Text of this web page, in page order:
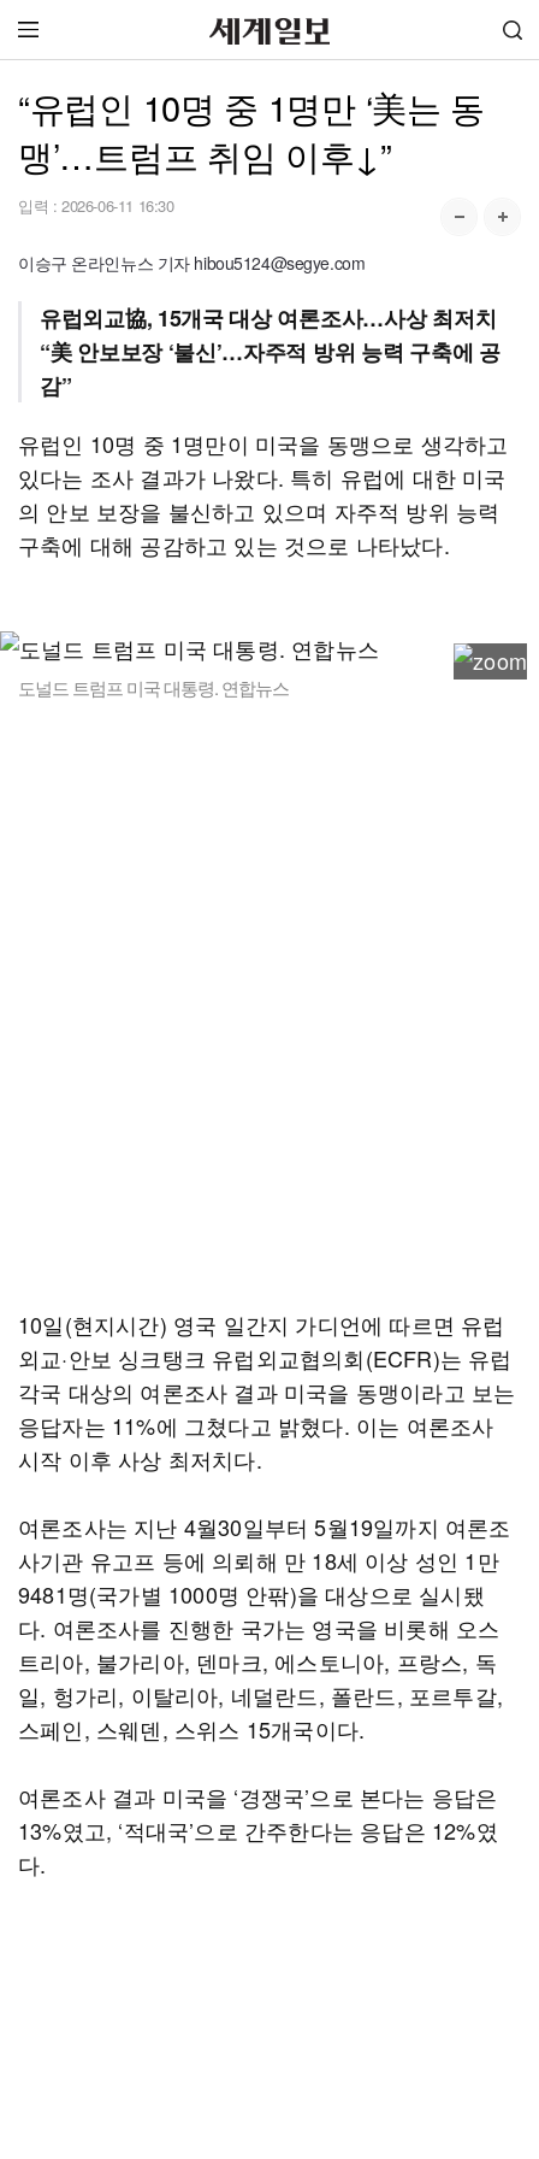
“유럽인 10명 중 1명만 ‘美는 동
맹’…트럼프 취임 이후↓”
입력 : 2026-06-11 16:30
이승구 온라인뉴스 기자 hibou5124@segye.com
유럽외교協, 15개국 대상 여론조사…사상 최저치
“美 안보보장 ‘불신’…자주적 방위 능력 구축에 공
감”
유럽인 10명 중 1명만이 미국을 동맹으로 생각하고
있다는 조사 결과가 나왔다. 특히 유럽에 대한 미국
의 안보 보장을 불신하고 있으며 자주적 방위 능력
구축에 대해 공감하고 있는 것으로 나타났다.
도널드 트럼프 미국 대통령. 연합뉴스
10일(현지시간) 영국 일간지 가디언에 따르면 유럽
외교·안보 싱크탱크 유럽외교협의회(ECFR)는 유럽
각국 대상의 여론조사 결과 미국을 동맹이라고 보는
응답자는 11%에 그쳤다고 밝혔다. 이는 여론조사
시작 이후 사상 최저치다.
여론조사는 지난 4월30일부터 5월19일까지 여론조
사기관 유고프 등에 의뢰해 만 18세 이상 성인 1만
9481명(국가별 1000명 안팎)을 대상으로 실시됐
다. 여론조사를 진행한 국가는 영국을 비롯해 오스
트리아, 불가리아, 덴마크, 에스토니아, 프랑스, ​​독
일, 헝가리, 이탈리아, 네덜란드, 폴란드, 포르투갈,
스페인, 스웨덴, 스위스 15개국이다.
여론조사 결과 미국을 ‘경쟁국’으로 본다는 응답은
13%였고, ‘적대국’으로 간주한다는 응답은 12%였
다.